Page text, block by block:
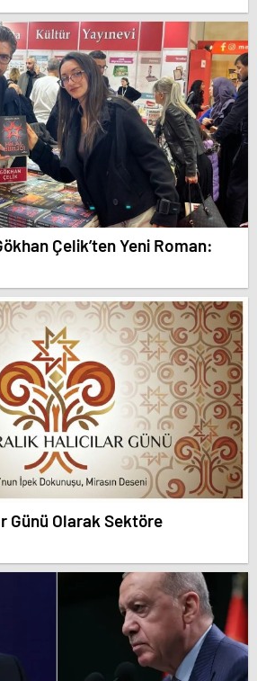
Çelik’ten Yeni Roman:
Günü Olarak Sektöre